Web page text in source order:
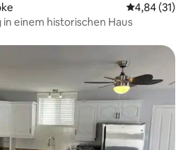
4,84 (31)
einem historischen Haus